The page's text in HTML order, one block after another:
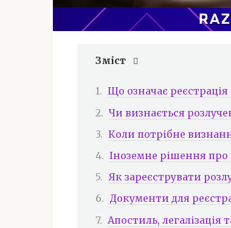
Зміст
Що означає
Чи визнається
Коли потрібне
Іноземне рішення
Як зареєструвати
Документи для
Апостиль,